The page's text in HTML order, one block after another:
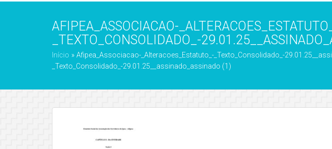
AFIPEA_ASSOCIACAO-
_TEXTO_CONSOLIDADO_-
Início » Afipea_Associacao-_Alteracoes_Estatuto_-_Texto_Consolidado_-
_Texto_Consolidado_-29.01.25__assinado_assinado (1)